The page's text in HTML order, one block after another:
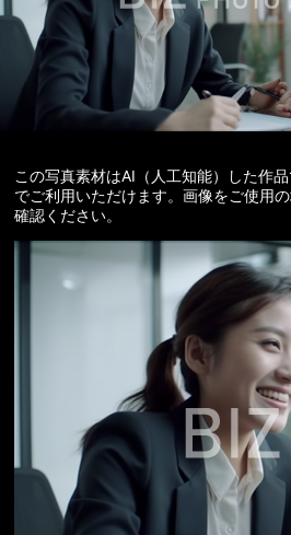
この写真素材はAI（人工知能）した作
でご利用いただけます。画像をご使用
確認ください。